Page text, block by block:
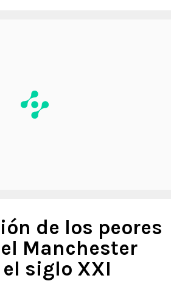
de los peores
Manchester
siglo XXI